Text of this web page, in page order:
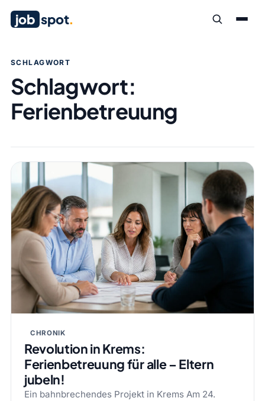
job spot.
SCHLAGWORT
Schlagwort:
Ferienbetreuung
CHRONIK
Revolution in Krems:
Ferienbetreuung für alle – Eltern
jubeln!
Ein bahnbrechendes Projekt in Krems Am 24.